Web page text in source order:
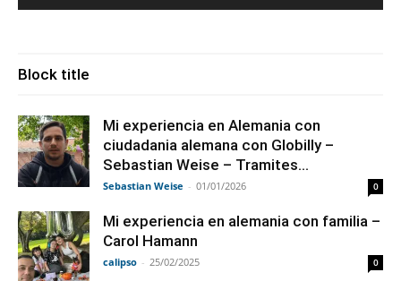
Block title
Mi experiencia en Alemania con
ciudadania alemana con Globilly –
Sebastian Weise – Tramites...
Sebastian Weise - 01/01/2026 0
Mi experiencia en alemania con familia –
Carol Hamann
calipso - 25/02/2025 0